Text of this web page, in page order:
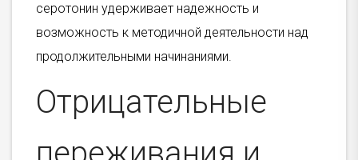
серотонин удерживает надежность и
возможность к методичной деятельности над
продолжительными начинаниями.
Отрицательные